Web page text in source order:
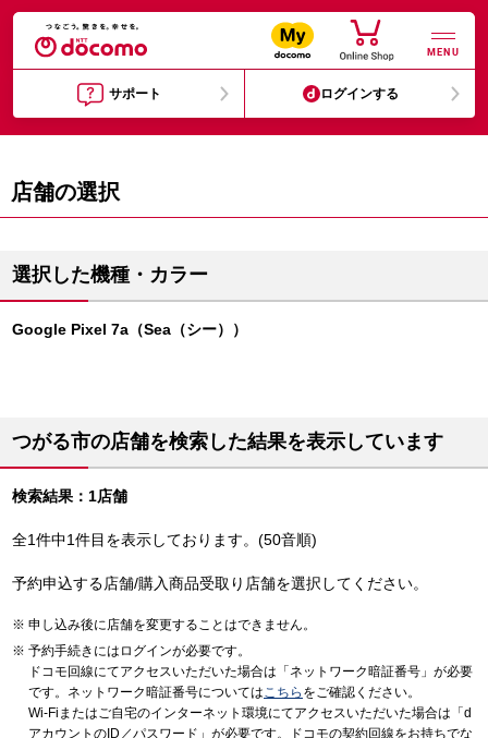
MENU
サポート ログインする
店舗の選択
選択した機種・カラー
Google Pixel 7a（Sea（シー））
つがる市の店舗を検索した結果を表示しています
検索結果：1店舗
全1件中1件目を表示しております。(50音順)
予約申込する店舗/購入商品受取り店舗を選択してください。
申し込み後に店舗を変更することはできません。
予約手続きにはログインが必要です。
ドコモ回線にてアクセスいただいた場合は「ネットワーク暗証番号」が必要
です。ネットワーク暗証番号についてはこちら をご確認ください。
Wi-Fiまたはご自宅のインターネット環境にてアクセスいただいた場合は「d
アカウントのID／パスワード」が必要です。ドコモの契約回線をお持ちでな